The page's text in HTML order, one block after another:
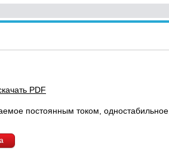
PDF
постоянным током, одностабильное,